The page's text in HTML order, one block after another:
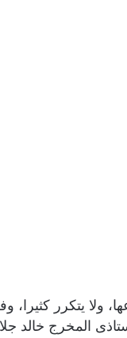
يتكرر كثيرا،
المخرج خالد